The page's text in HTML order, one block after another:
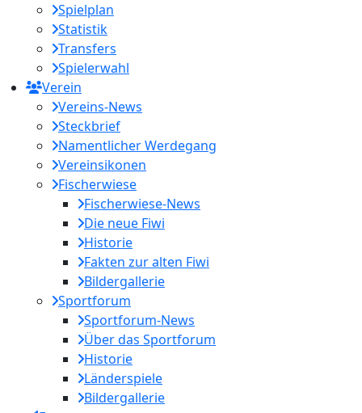
Spielplan
Statistik
Transfers
Spielerwahl
Verein
Vereins-News
Steckbrief
Namentlicher Werdegang
Vereinsikonen
Fischerwiese
Fischerwiese-News
Die neue Fiwi
Historie
Fakten zur alten Fiwi
Bildergallerie
Sportforum
Sportforum-News
Über das Sportforum
Historie
Länderspiele
Bildergallerie